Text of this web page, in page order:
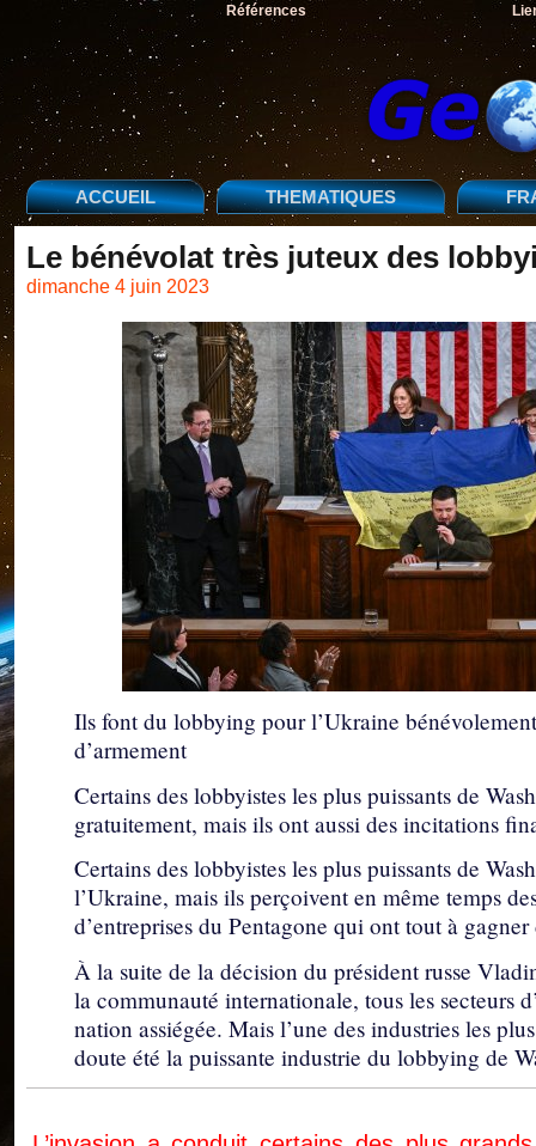
Références
ACCUEIL THEMATIQUES
Le bénévolat très juteux des
dimanche 4 juin 2023
Ils font du lobbying pour l’Ukraine
d’armement
Certains des lobbyistes les plus puissants de
gratuitement, mais ils ont aussi des incitations
Certains des lobbyistes les plus puissants de
l’Ukraine, mais ils perçoivent en même temps
d’entreprises du Pentagone qui ont tout à
À la suite de la décision du président russe
la communauté internationale, tous les secteurs
nation assiégée. Mais l’une des industries les
doute été la puissante industrie du lobbying de